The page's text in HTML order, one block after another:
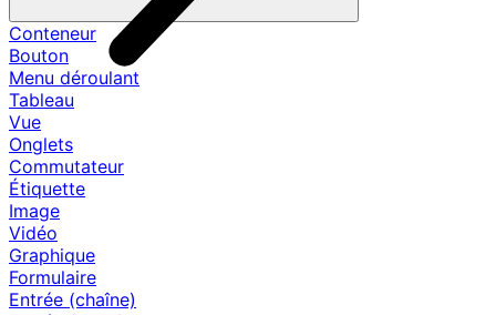
Conteneur
Bouton
Menu déroulant
Tableau
Vue
Onglets
Commutateur
Étiquette
Image
Vidéo
Graphique
Formulaire
Entrée (chaîne)